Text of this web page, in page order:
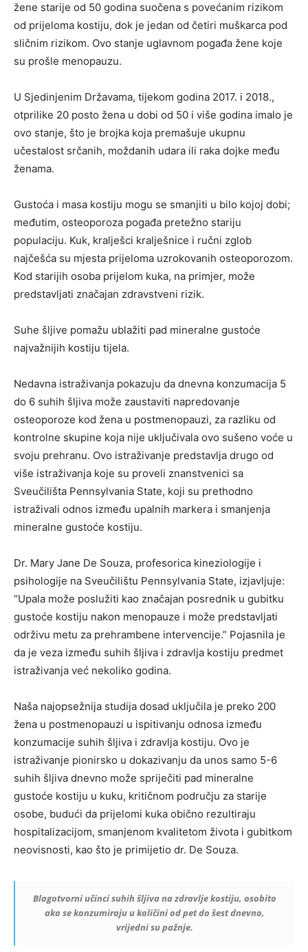
žene starije od 50 godina suočena s povećanim rizikom
od prijeloma kostiju, dok je jedan od četiri muškarca pod
sličnim rizikom. Ovo stanje uglavnom pogađa žene koje
su prošle menopauzu.
U Sjedinjenim Državama, tijekom godina 2017. i 2018.,
otprilike 20 posto žena u dobi od 50 i više godina imalo je
ovo stanje, što je brojka koja premašuje ukupnu
učestalost srčanih, moždanih udara ili raka dojke među
ženama.
Gustoća i masa kostiju mogu se smanjiti u bilo kojoj dobi;
međutim, osteoporoza pogađa pretežno stariju
populaciju. Kuk, kralješci kralješnice i ručni zglob
najčešća su mjesta prijeloma uzrokovanih osteoporozom.
Kod starijih osoba prijelom kuka, na primjer, može
predstavljati značajan zdravstveni rizik.
Suhe šljive pomažu ublažiti pad mineralne gustoće
najvažnijih kostiju tijela.
Nedavna istraživanja pokazuju da dnevna konzumacija 5
do 6 suhih šljiva može zaustaviti napredovanje
osteoporoze kod žena u postmenopauzi, za razliku od
kontrolne skupine koja nije uključivala ovo sušeno voće u
svoju prehranu. Ovo istraživanje predstavlja drugo od
više istraživanja koje su proveli znanstvenici sa
Sveučilišta Pennsylvania State, koji su prethodno
istraživali odnos između upalnih markera i smanjenja
mineralne gustoće kostiju.
Dr. Mary Jane De Souza, profesorica kineziologije i
psihologije na Sveučilištu Pennsylvania State, izjavljuje:
“Upala može poslužiti kao značajan posrednik u gubitku
gustoće kostiju nakon menopauze i može predstavljati
održivu metu za prehrambene intervencije.” Pojasnila je
da je veza između suhih šljiva i zdravlja kostiju predmet
istraživanja već nekoliko godina.
Naša najopsežnija studija dosad uključila je preko 200
žena u postmenopauzi u ispitivanju odnosa između
konzumacije suhih šljiva i zdravlja kostiju. Ovo je
istraživanje pionirsko u dokazivanju da unos samo 5-6
suhih šljiva dnevno može spriječiti pad mineralne
gustoće kostiju u kuku, kritičnom području za starije
osobe, budući da prijelomi kuka obično rezultiraju
hospitalizacijom, smanjenom kvalitetom života i gubitkom
neovisnosti, kao što je primijetio dr. De Souza.
Blagotvorni učinci suhih šljiva na zdravlje kostiju, osobito
ako se konzumiraju u količini od pet do šest dnevno,
vrijedni su pažnje.